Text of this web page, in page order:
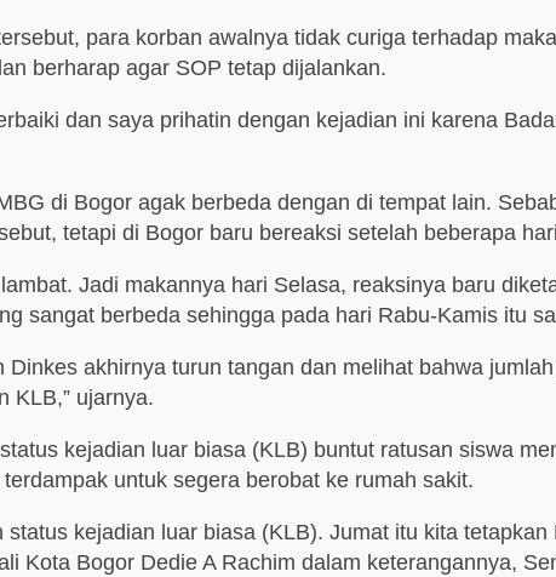
para korban awalnya tidak curiga terhadap
berharap agar SOP tetap dijalankan.
dan saya prihatin dengan kejadian ini karena
di Bogor agak berbeda dengan di tempat lain.
tetapi di Bogor baru bereaksi setelah beberapa
Jadi makannya hari Selasa, reaksinya baru
sangat berbeda sehingga pada hari Rabu-Kamis itu
akhirnya turun tangan dan melihat bahwa
KLB,” ujarnya.
kejadian luar biasa (KLB) buntut ratusan siswa
untuk segera berobat ke rumah sakit.
kejadian luar biasa (KLB). Jumat itu kita
Kota Bogor Dedie A Rachim dalam keterangannya,